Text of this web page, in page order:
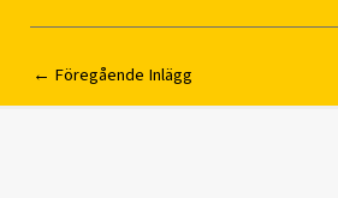
← Föregående Inlägg